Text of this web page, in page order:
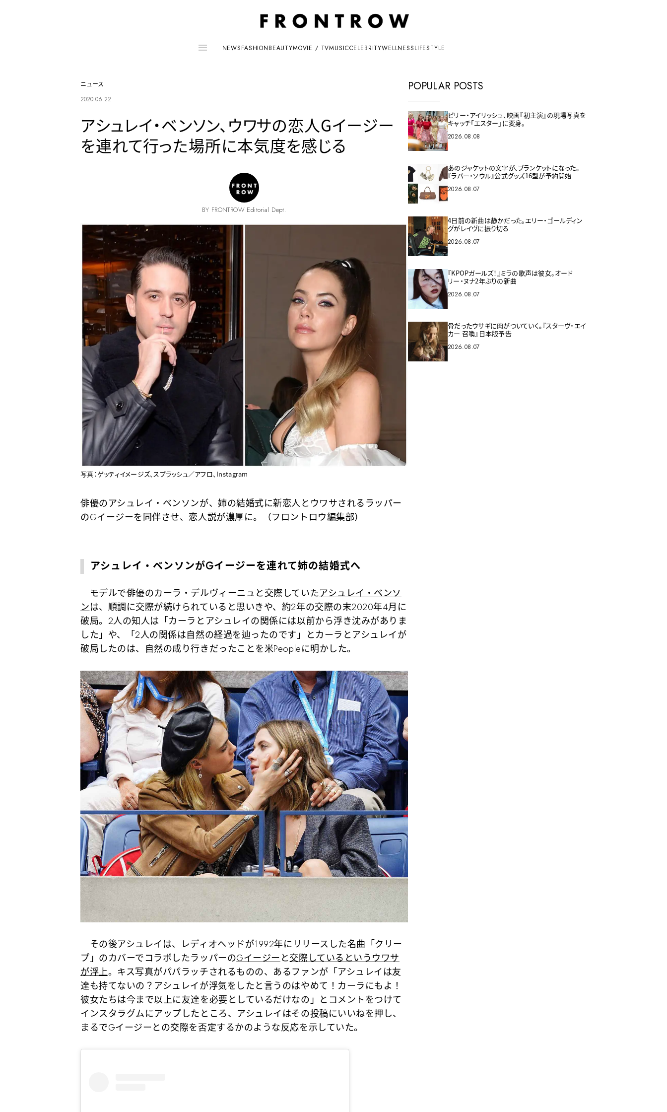
NEWSFASHIONBEAUTYMOVIE / TVMUSICCELEBRITYWELLNESSLIFESTYLE
ニュース
2020.06.22
アシュレイ・ベンソン、ウワサの恋人Gイージー
を連れて行った場所に本気度を感じる
BY FRONTROW Editorial Dept.
写真：ゲッティイメージズ、スプラッシュ／アフロ、Instagram
俳優のアシュレイ・ベンソンが、姉の結婚式に新恋人とウワサされるラッパー
のGイージーを同伴させ、恋人説が濃厚に。（フロントロウ編集部）
アシュレイ・ベンソンがGイージーを連れて姉の結婚式へ
モデルで俳優のカーラ・デルヴィーニュと交際していたアシュレイ・ベンソ
ンは、順調に交際が続けられていると思いきや、約2年の交際の末2020年4月に
破局。2人の知人は「カーラとアシュレイの関係には以前から浮き沈みがありま
した」や、「2人の関係は自然の経過を辿ったのです」とカーラとアシュレイが
破局したのは、自然の成り行きだったことを米Peopleに明かした。
その後アシュレイは、レディオヘッドが1992年にリリースした名曲「クリー
プ」のカバーでコラボしたラッパーのGイージーと交際しているというウワサ
が浮上。キス写真がパパラッチされるものの、あるファンが「アシュレイは友
達も持てないの？アシュレイが浮気をしたと言うのはやめて！カーラにもよ！
彼女たちは今まで以上に友達を必要としているだけなの」とコメントをつけて
インスタラグムにアップしたところ、アシュレイはその投稿にいいねを押し、
まるでGイージーとの交際を否定するかのような反応を示していた。
POPULAR POSTS
ビリー・アイリッシュ、映画『初主演』の現場写真を
キャッチ「エスター」に変身。
2026.08.08
あのジャケットの文字が、ブランケットになった。
『ラバー・ソウル』公式グッズ16型が予約開始
2026.08.07
4日前の新曲は静かだった。エリー・ゴールディン
グがレイヴに振り切る
2026.08.07
『KPOPガールズ！』ミラの歌声は彼女。オード
リー・ヌナ2年ぶりの新曲
2026.08.07
骨だったウサギに肉がついていく。『スターヴ・エイ
カー 召喚』日本版予告
2026.08.07